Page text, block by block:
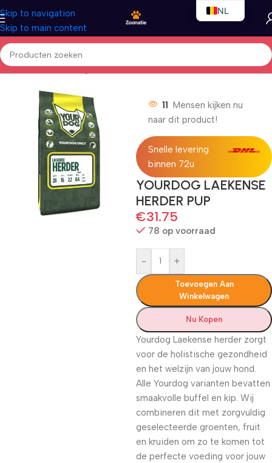
Skip to navigation
Skip to main content
Home/Honden/Droogvoer
11 Mensen kijken nu
naar dit product!
Snelle levering
binnen 72u
YOURDOG LAEKENSE
HERDER PUP
€31.75
78 op voorraad
- +
Toevoegen Aan
Winkelwagen
Nu Kopen
Yourdog Laekense herder zorgt
voor de holistische gezondheid
en het welzijn van jouw hond.
Alle Yourdog varianten bevatten
smaakvolle buffel en kip. Wij
combineren dit met zorgvuldig
geselecteerde groenten, fruit
en kruiden om zo te komen tot
de perfecte voeding voor jouw
NL